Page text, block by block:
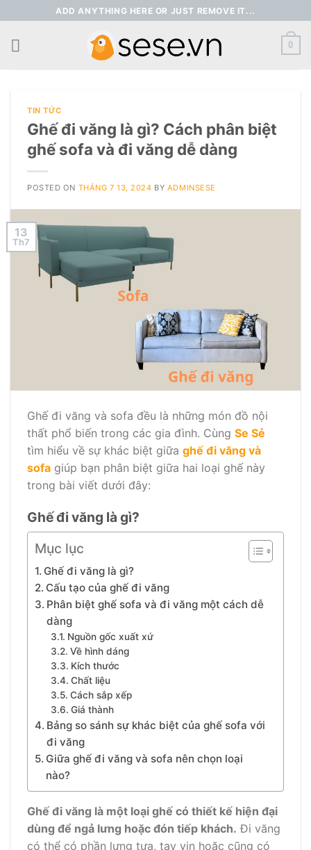
to
content
ADD ANYTHING HERE OR JUST REMOVE IT...
0
TIN TỨC
Ghế đi văng là gì? Cách phân biệt
ghế sofa và đi văng dễ dàng
POSTED ON THÁNG 7 13, 2024 BY ADMINSESE
13
Th7
Ghế đi văng và sofa đều là những món đồ nội
thất phổ biến trong các gia đình. Cùng Se Sẻ
tìm hiểu về sự khác biệt giữa ghế đi văng và
sofa giúp bạn phân biệt giữa hai loại ghế này
trong bài viết dưới đây:
Ghế đi văng là gì?
Mục lục
Ghế đi văng là gì?
Cấu tạo của ghế đi văng
Phân biệt ghế sofa và đi văng một cách dễ
dàng
Nguồn gốc xuất xứ
Về hình dáng
Kích thước
Chất liệu
Cách sắp xếp
Giá thành
Bảng so sánh sự khác biệt của ghế sofa với
đi văng
Giữa ghế đi văng và sofa nên chọn loại
nào?
Ghế đi văng là một loại ghế có thiết kế hiện đại
dùng để ngả lưng hoặc đón tiếp khách. Đi văng
có thể có phần lưng tựa, tay vịn hoặc cũng có